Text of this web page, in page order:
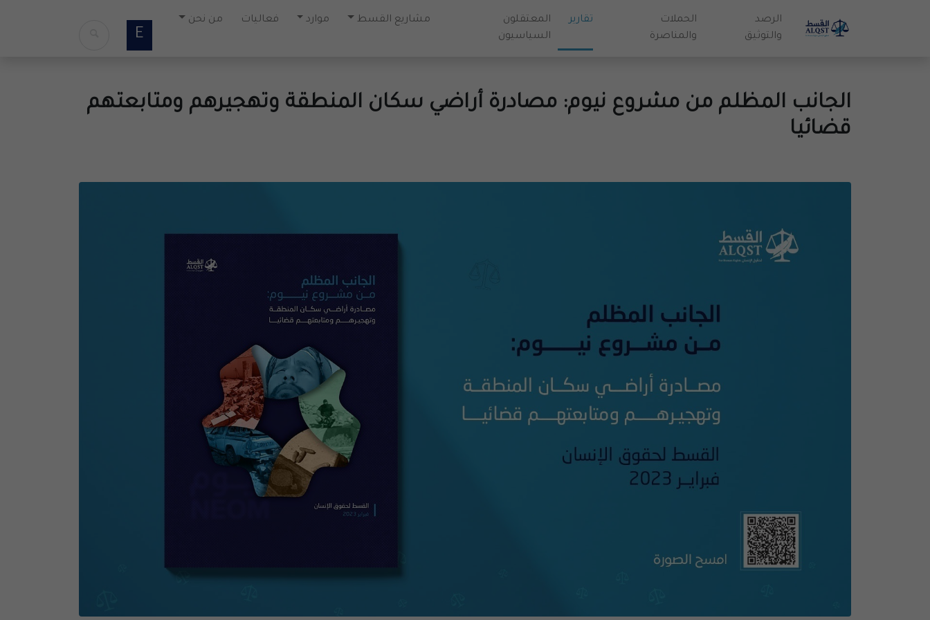
الرصد
والتوثيق
الحملات
والمناصرة
تقارير
المعتقلون
السياسيون
مشاريع القسط موارد فعاليات من نحن
E
الجانب المظلم من مشروع نيوم: مصادرة أراضي سكان المنطقة وتهجيرهم ومتابعتهم
قضائيا